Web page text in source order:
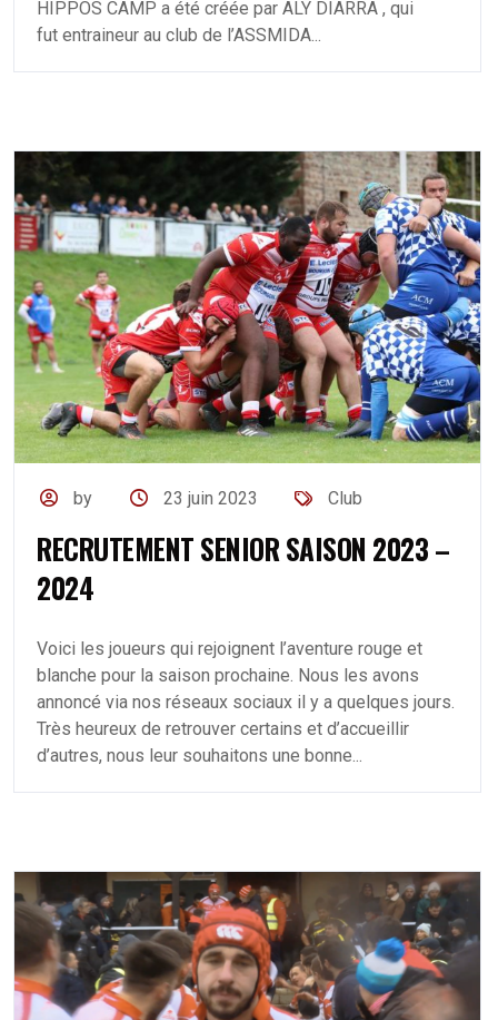
HIPPOS CAMP a été créée par ALY DIARRA , qui
fut entraineur au club de l’ASSMIDA...
by 23 juin 2023 Club
RECRUTEMENT SENIOR SAISON 2023 –
2024
Voici les joueurs qui rejoignent l’aventure rouge et
blanche pour la saison prochaine. Nous les avons
annoncé via nos réseaux sociaux il y a quelques jours.
Très heureux de retrouver certains et d’accueillir
d’autres, nous leur souhaitons une bonne...